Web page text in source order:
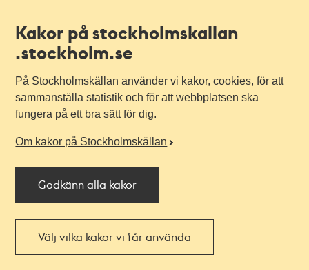
Kakor på stockholmskallan
.stockholm.se
På Stockholmskällan använder vi kakor, cookies, för att
sammanställa statistik och för att webbplatsen ska
fungera på ett bra sätt för dig.
Om kakor på Stockholmskällan
Godkänn alla kakor
Välj vilka kakor vi får använda